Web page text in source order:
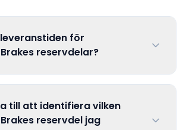
för
reservdelar?
till att identifiera vilken
reservdel jag